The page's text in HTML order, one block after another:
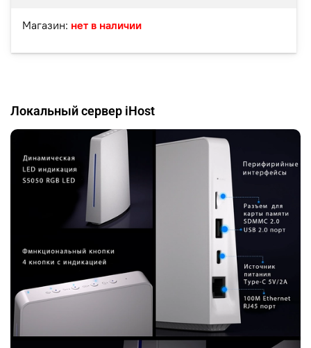
Магазин: нет в наличии
Локальный сервер iHost